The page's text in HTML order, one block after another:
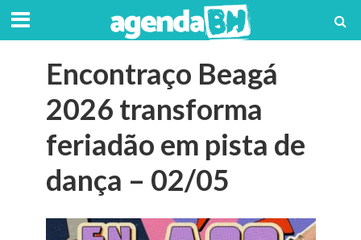
Encontraço Beagá
2026 transforma
feriadão em pista de
dança – 02/05